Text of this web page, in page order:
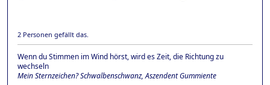
2 Personen gefällt das.
Wenn du Stimmen im Wind hörst, wird es Zeit, die Richtung zu
wechseln
Mein Sternzeichen? Schwalbenschwanz, Aszendent Gummiente